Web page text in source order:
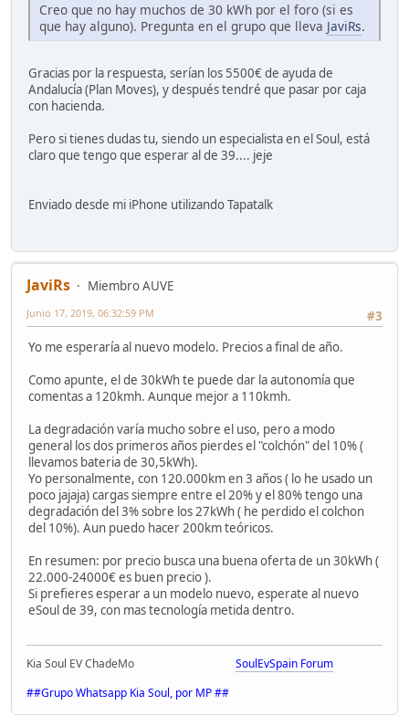
Creo que no hay muchos de 30 kWh por el foro (si es
que hay alguno). Pregunta en el grupo que lleva JaviRs.
Gracias por la respuesta, serían los 5500€ de ayuda de
Andalucía (Plan Moves), y después tendré que pasar por caja
con hacienda.
Pero si tienes dudas tu, siendo un especialista en el Soul, está
claro que tengo que esperar al de 39.... jeje
Enviado desde mi iPhone utilizando Tapatalk
JaviRs
Miembro AUVE
#3
Junio 17, 2019, 06:32:59 PM
Yo me esperaría al nuevo modelo. Precios a final de año.
Como apunte, el de 30kWh te puede dar la autonomía que
comentas a 120kmh. Aunque mejor a 110kmh.
La degradación varía mucho sobre el uso, pero a modo
general los dos primeros años pierdes el "colchón" del 10% (
llevamos bateria de 30,5kWh).
Yo personalmente, con 120.000km en 3 años ( lo he usado un
poco jajaja) cargas siempre entre el 20% y el 80% tengo una
degradación del 3% sobre los 27kWh ( he perdido el colchon
del 10%). Aun puedo hacer 200km teóricos.
En resumen: por precio busca una buena oferta de un 30kWh (
22.000-24000€ es buen precio ).
Si prefieres esperar a un modelo nuevo, esperate al nuevo
eSoul de 39, con mas tecnología metida dentro.
Kia Soul EV ChadeMo SoulEvSpain Forum
##Grupo Whatsapp Kia Soul, por MP ##